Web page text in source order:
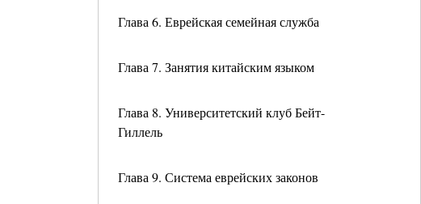
Глава 6. Еврейская семейная служба
Глава 7. Занятия китайским языком
Глава 8. Университетский клуб Бейт-
Гиллель
Глава 9. Система еврейских законов